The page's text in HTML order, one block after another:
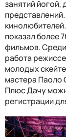
занятий йогой,
показал более
фильмов.
работа
молодых
мастера Паоло
Плюс Дачу
регистрации